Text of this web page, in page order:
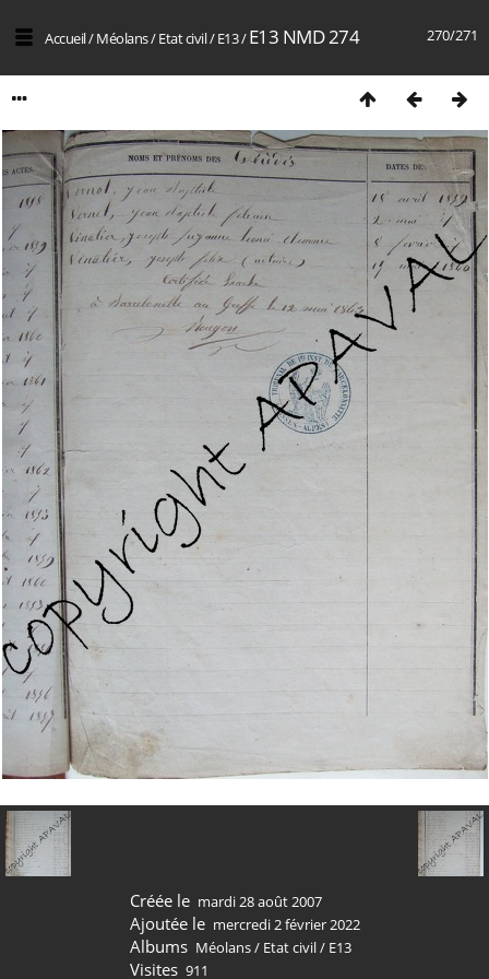
270/271
Accueil/Méolans/Etat civil/E13/E13 NMD 274
Créée le mardi 28 août 2007
Ajoutée le mercredi 2 février 2022
Albums Méolans/ Etat civil/ E13
Visites 911